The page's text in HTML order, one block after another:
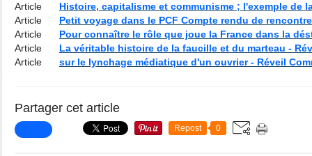
Article
Histoire, capitalisme et communisme ; l'exemple de
Article
Petit voyage dans le PCF Compte rendu de
Article
Pour connaître le rôle que joue la France dans la
Article
La véritable histoire de la faucille et du marteau -
Article
sur le lynchage médiatique d'un ouvrier - Réveil
Partager cet article
Repost 0